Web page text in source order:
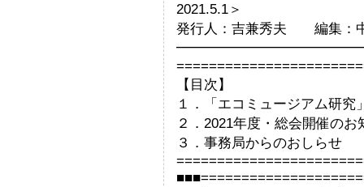
2021.5.1＞
発行人：吉兼秀夫 編集：
【目次】
１．「エコミュージアム研
２．2021年度・総会開催のお
３．事務局からのおしらせ